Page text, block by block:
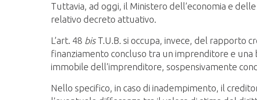
Tuttavia, ad oggi, il Ministero dell’economia e
relativo decreto attuativo.
L’art. 48 bisT.U.B. si occupa, invece, del rapporto
finanziamento concluso tra un imprenditore e
immobile dell’imprenditore, sospensivamente
Nello specifico, in caso di inadempimento, il